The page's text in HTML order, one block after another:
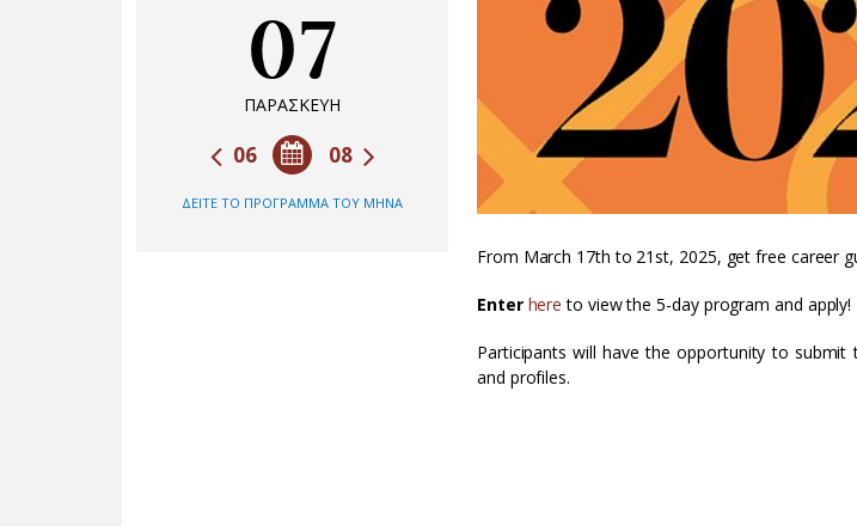
From March 17th to 21st, 2025, get free career
Enter here to view the 5-day program and apply!
Participants will have the opportunity to
and profiles.
07
ΠΑΡΑΣΚΕΥΗ
08
06
ΔΕΙΤΕ ΤΟ ΠΡΟΓΡΑΜΜΑ ΤΟΥ ΜΗΝΑ